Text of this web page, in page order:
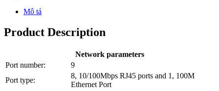
Mô tả
Product Description
Network parameters
Port number:
9
Port type:
8, 10/100Mbps RJ45 ports and 1, 100M
Ethernet Port